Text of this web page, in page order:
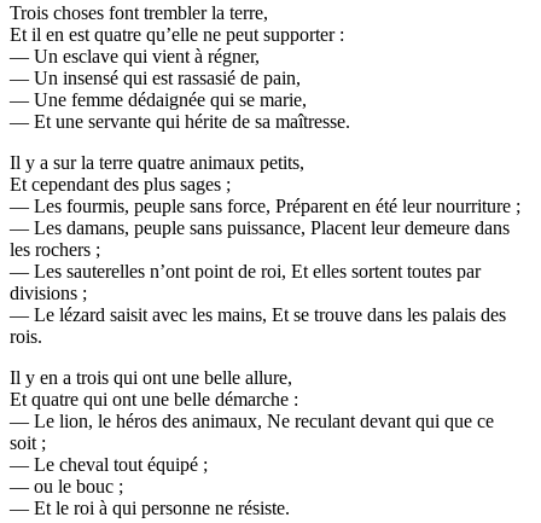
Trois choses font trembler la terre,
Et il en est quatre qu’elle ne peut supporter :
— Un esclave qui vient à régner,
— Un insensé qui est rassasié de pain,
— Une femme dédaignée qui se marie,
— Et une servante qui hérite de sa maîtresse.
Il y a sur la terre quatre animaux petits,
Et cependant des plus sages ;
— Les fourmis, peuple sans force, Préparent en été leur nourriture ;
— Les damans, peuple sans puissance, Placent leur demeure dans
les rochers ;
— Les sauterelles n’ont point de roi, Et elles sortent toutes par
divisions ;
— Le lézard saisit avec les mains, Et se trouve dans les palais des
rois.
Il y en a trois qui ont une belle allure,
Et quatre qui ont une belle démarche :
— Le lion, le héros des animaux, Ne reculant devant qui que ce
soit ;
— Le cheval tout équipé ;
— ou le bouc ;
— Et le roi à qui personne ne résiste.